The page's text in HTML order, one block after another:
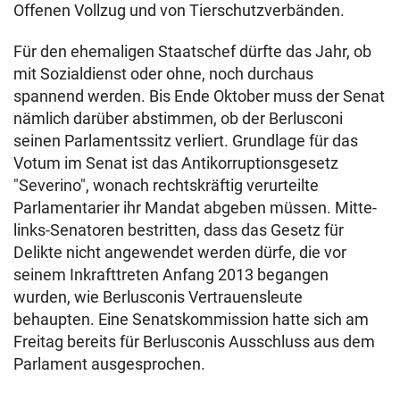
Offenen Vollzug und von Tierschutzverbänden.
Für den ehemaligen Staatschef dürfte das Jahr, ob
mit Sozialdienst oder ohne, noch durchaus
spannend werden. Bis Ende Oktober muss der Senat
nämlich darüber abstimmen, ob der Berlusconi
seinen Parlamentssitz verliert. Grundlage für das
Votum im Senat ist das Antikorruptionsgesetz
"Severino", wonach rechtskräftig verurteilte
Parlamentarier ihr Mandat abgeben müssen. Mitte-
links-Senatoren bestritten, dass das Gesetz für
Delikte nicht angewendet werden dürfe, die vor
seinem Inkrafttreten Anfang 2013 begangen
wurden, wie Berlusconis Vertrauensleute
behaupten. Eine Senatskommission hatte sich am
Freitag bereits für Berlusconis Ausschluss aus dem
Parlament ausgesprochen.